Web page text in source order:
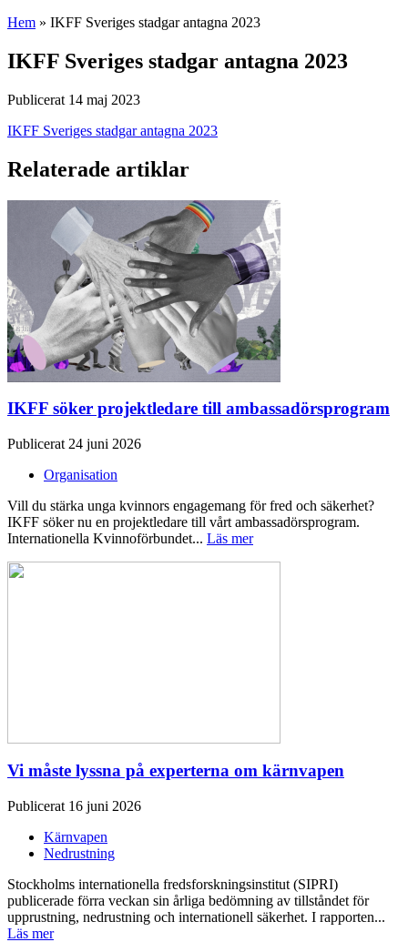
Hem » IKFF Sveriges stadgar antagna 2023
IKFF Sveriges stadgar antagna 2023
Publicerat 14 maj 2023
IKFF Sveriges stadgar antagna 2023
Relaterade artiklar
IKFF söker projektledare till ambassadörsprogram
Publicerat 24 juni 2026
Organisation
Vill du stärka unga kvinnors engagemang för fred och säkerhet?
IKFF söker nu en projektledare till vårt ambassadörsprogram.
Internationella Kvinnoförbundet... Läs mer
Vi måste lyssna på experterna om kärnvapen
Publicerat 16 juni 2026
Kärnvapen
Nedrustning
Stockholms internationella fredsforskningsinstitut (SIPRI)
publicerade förra veckan sin årliga bedömning av tillståndet för
upprustning, nedrustning och internationell säkerhet. I rapporten...
Läs mer